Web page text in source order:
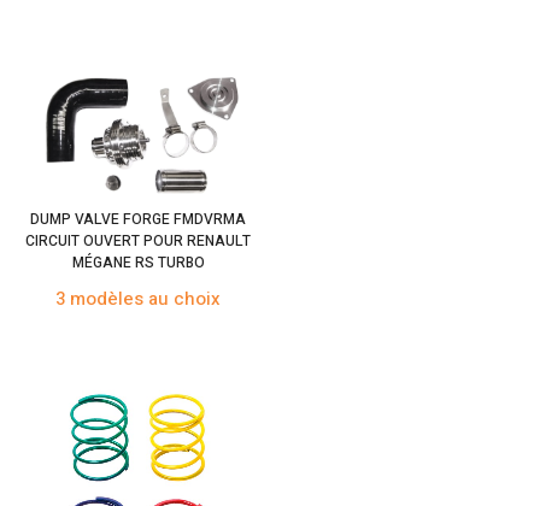
DUMP VALVE FORGE FMDVRMA
CIRCUIT OUVERT POUR RENAULT
MÉGANE RS TURBO
3 modèles au choix